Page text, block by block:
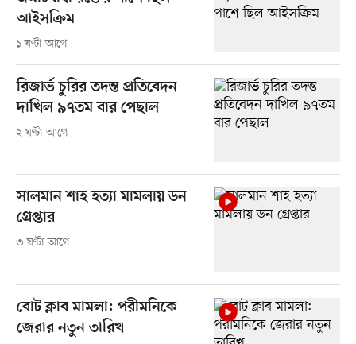
আইসক্রিম
১ ঘণ্টা আগে
রিজার্ভ চুরির তদন্ত প্রতিবেদন
দাখিল ৯৭তম বার পেছাল
২ ঘণ্টা আগে
সালমান শাহ হত্যা মামলায় ডন
গ্রেপ্তার
৩ ঘণ্টা আগে
বোট ক্লাব মামলা: পরীমনিকে
জেরার নতুন তারিখ